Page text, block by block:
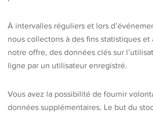
À intervalles réguliers et lors
nous collectons à des fins statistiques et
notre offre, des données clés sur
ligne par un utilisateur enregistré.
Vous avez la possibilité de fournir
données supplémentaires. Le but du